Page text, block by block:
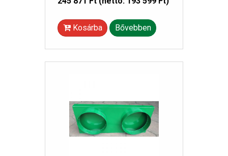
Kosárba Bővebben